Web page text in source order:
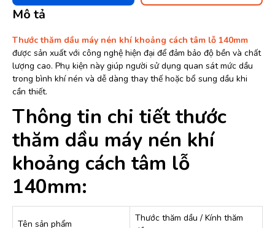
Mô tả
Thước thăm dầu máy nén khí khoảng cách tâm lỗ 140mm
được sản xuất với công nghệ hiện đại để đảm bảo độ bền và chất
lượng cao. Phụ kiện này giúp người sử dụng quan sát mức dầu
trong bình khí nén và dễ dàng thay thế hoặc bổ sung dầu khi
cần thiết.
Thông tin chi tiết thước
thăm dầu máy nén khí
khoảng cách tâm lỗ
140mm:
Tên sản phẩm
Thước thăm dầu / Kính thăm